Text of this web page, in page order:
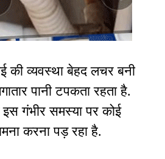
की व्यवस्था बेहद लचर बनी
पानी टपकता रहता है.
गंभीर समस्या पर कोई
करना पड़ रहा है.